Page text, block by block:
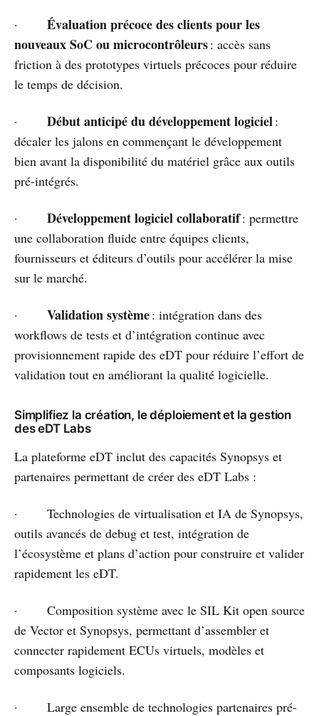
· Évaluation précoce des clients pour les
nouveaux SoC ou microcontrôleurs: accès sans
friction à des prototypes virtuels précoces pour réduire
le temps de décision.
· Début anticipé du développement logiciel:
décaler les jalons en commençant le développement
bien avant la disponibilité du matériel grâce aux outils
pré-intégrés.
· Développement logiciel collaboratif: permettre
une collaboration fluide entre équipes clients,
fournisseurs et éditeurs d’outils pour accélérer la mise
sur le marché.
· Validation système: intégration dans des
workflows de tests et d’intégration continue avec
provisionnement rapide des eDT pour réduire l’effort de
validation tout en améliorant la qualité logicielle.
Simplifiez la création, le déploiement et la gestion
des eDT Labs
La plateforme eDT inclut des capacités Synopsys et
partenaires permettant de créer des eDT Labs :
· Technologies de virtualisation et IA de Synopsys,
outils avancés de debug et test, intégration de
l’écosystème et plans d’action pour construire et valider
rapidement les eDT.
· Composition système avec le SIL Kit open source
de Vector et Synopsys, permettant d’assembler et
connecter rapidement ECUs virtuels, modèles et
composants logiciels.
· Large ensemble de technologies partenaires pré-